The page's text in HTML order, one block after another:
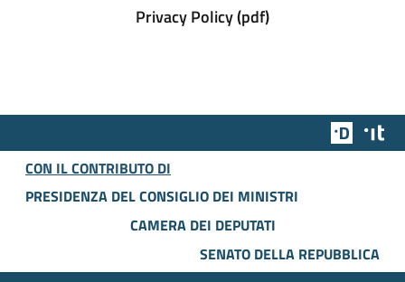
Privacy Policy (pdf)
Team
CON IL CONTRIBUTO DI
PRESIDENZA DEL CONSIGLIO DEI MINISTRI
CAMERA DEI DEPUTATI
SENATO DELLA REPUBBLICA